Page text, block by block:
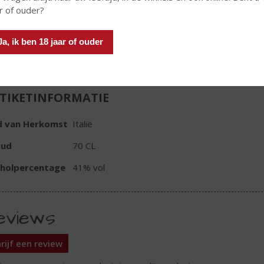
of ouder?
ik ben 18 jaar of ouder
van Herkomst Italië
70 CL
41% vol
een review